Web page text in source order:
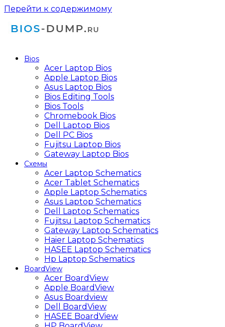
Перейти к содержимому
Bios
Acer Laptop Bios
Apple Laptop Bios
Asus Laptop Bios
Bios Editing Tools
Bios Tools
Chromebook Bios
Dell Laptop Bios
Dell PC Bios
Fujitsu Laptop Bios
Gateway Laptop Bios
Схемы
Acer Laptop Schematics
Acer Tablet Schematics
Apple Laptop Schematics
Asus Laptop Schematics
Dell Laptop Schematics
Fujitsu Laptop Schematics
Gateway Laptop Schematics
Haier Laptop Schematics
HASEE Laptop Schematics
Hp Laptop Schematics
BoardView
Acer BoardView
Apple BoardView
Asus Boardview
Dell BoardView
HASEE BoardView